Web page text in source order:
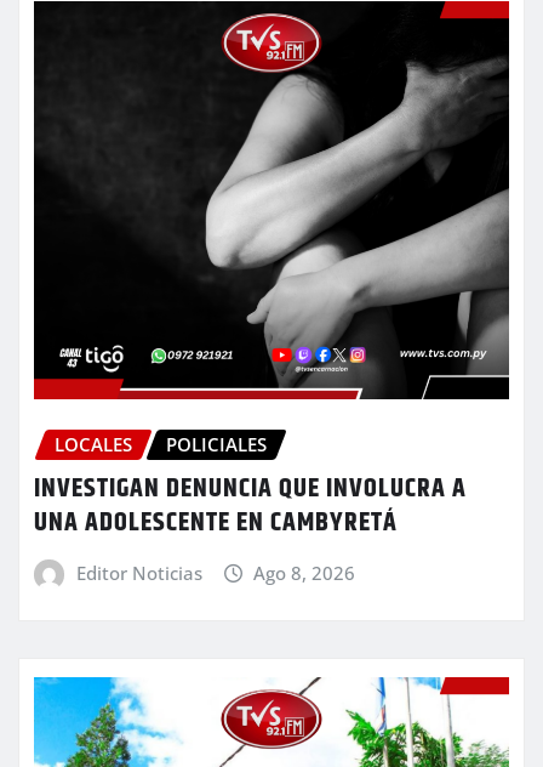
LOCALES POLICIALES
INVESTIGAN DENUNCIA QUE INVOLUCRA A
UNA ADOLESCENTE EN CAMBYRETÁ
Editor Noticias Ago 8, 2026